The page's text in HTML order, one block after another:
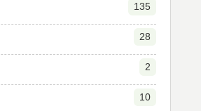
135
28
2
10